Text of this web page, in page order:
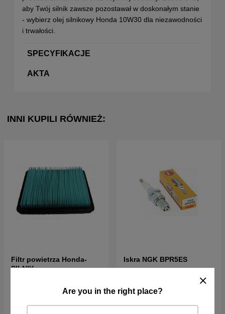
Are you in the right place?
aby Twój silnik zawsze pozostawał w doskonałym stanie
- wybierz olej silnikowy Honda 10W30 dla niezawodności
i trwałości.
SPECYFIKACJE
AKTA
INNI KUPILI RÓWNIEŻ:
Filtr powietrza Honda-
SILNIK
Iskra NGK BPR5ES